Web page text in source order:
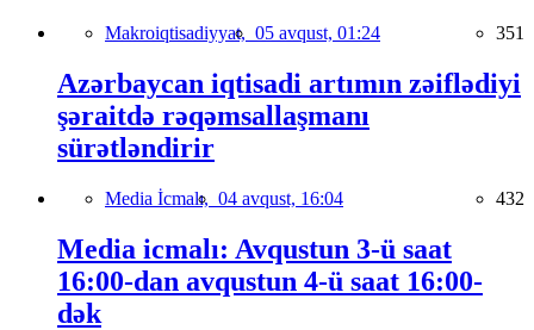
Makroiqtisadiyyat, 05 avqust, 01:24 351
Azərbaycan iqtisadi artımın zəiflədiyi
şəraitdə rəqəmsallaşmanı
sürətləndirir
Media İcmalı, 04 avqust, 16:04 432
Media icmalı: Avqustun 3-ü saat
16:00-dan avqustun 4-ü saat 16:00-
dək